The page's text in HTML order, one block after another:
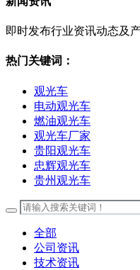
即时发布行业资讯动态及
热门关键词：
观光车
电动观光车
燃油观光车
观光车厂家
贵阳观光车
忠辉观光车
贵州观光车
全部
公司资讯
技术资讯